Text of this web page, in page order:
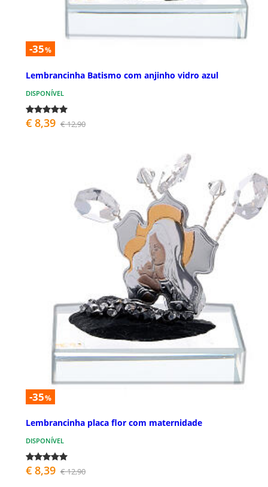
-35%
Lembrancinha Batismo com anjinho vidro azul
DISPONÍVEL
€ 8,39 € 12,90
-35%
Lembrancinha placa flor com maternidade
DISPONÍVEL
€ 8,39 € 12,90